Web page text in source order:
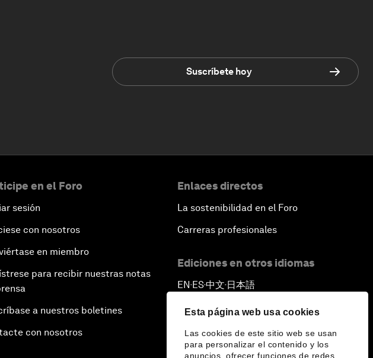
Esta página web usa cookies
Las cookies de este sitio web se usan
para personalizar el contenido y los
anuncios, ofrecer funciones de redes
Suscríbete hoy
en el Foro
sesión
con nosotros
en miembro
para recibir nuestras notas
a nuestros boletines
con nosotros
Enlaces directos
La sostenibilidad en el Foro
Carreras profesionales
Ediciones en otros idiomas
EN ▪ES▪中文▪ 日本語